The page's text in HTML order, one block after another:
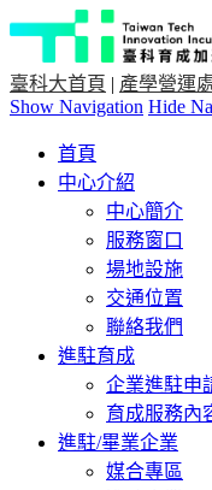
臺科大首頁 | 產學營運
Show Navigation Hide
首頁
中心介紹
中心簡介
服務窗口
場地設施
交通位置
聯絡我們
進駐育成
企業進駐申
育成服務內
進駐/畢業企業
媒合專區